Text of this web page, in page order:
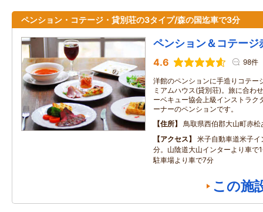
ペンション・コテージ・貸別荘の3タイプ/森の国迄車で3分
ペンション＆コテージ
4.6 98件
洋館のペンションに手造りコテー
ミアムハウス(貸別荘)。旅に合わ
ーベキュー協会上級インストラク
ーナーのペンションです。
住所
鳥取県西伯郡大山町赤
アクセス
米子自動車道米子
分。山陰道大山インターより車で
駐車場より車で7分
この施